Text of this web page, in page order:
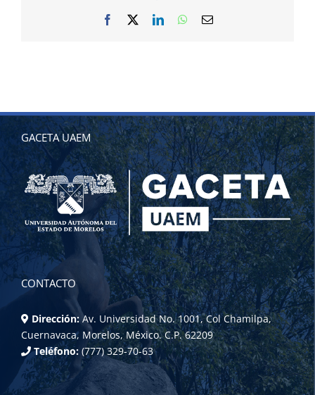
Facebook LinkedInWhatsApp
Correo
GACETA UAEM
CONTACTO
Dirección: Av. Universidad No. 1001, Col Chamilpa,
Cuernavaca, Morelos, México. C.P. 62209
Teléfono: (777) 329-70-63